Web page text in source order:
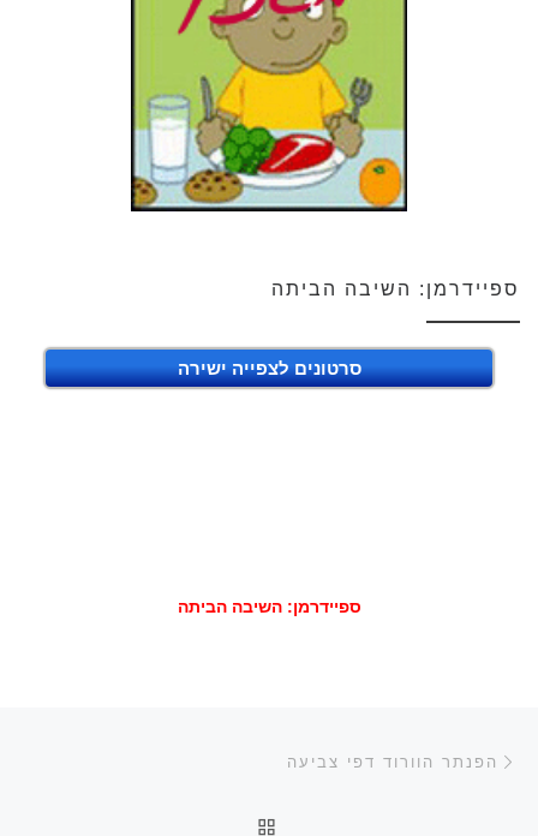
ספיידרמן: השיבה הביתה
סרטונים לצפייה ישירה
ספיידרמן: השיבה הביתה
ניווט בפוסטים
הפנתר הוורוד דפי צביעה
חזרה לרשימת הפוסטים